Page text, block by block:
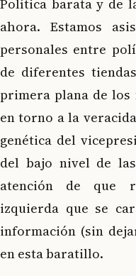
Política barata y de
ahora. Estamos
personales entre
de diferentes
primera plana de los
en torno a la
genética del
del bajo nivel de
atención de que
izquierda que se
información (sin
en esta baratillo.